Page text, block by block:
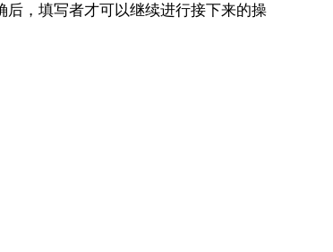
，填写者才可以继续进行接下来的操